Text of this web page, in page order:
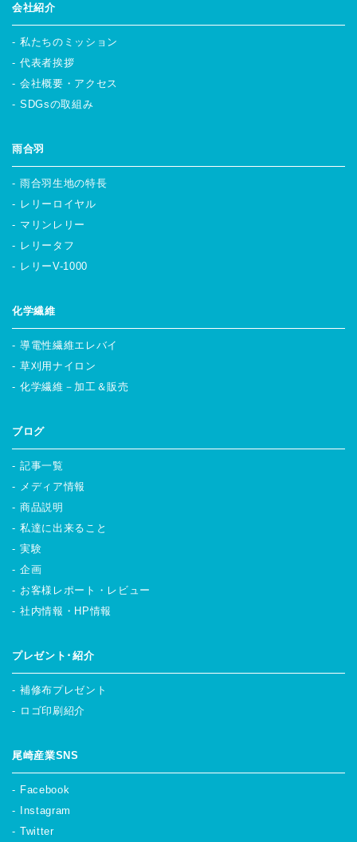
会社紹介
私たちのミッション
代表者挨拶
会社概要・アクセス
SDGsの取組み
雨合羽
雨合羽生地の特長
レリーロイヤル
マリンレリー
レリータフ
レリーV-1000
化学繊維
導電性繊維エレバイ
草刈用ナイロン
化学繊維－加工＆販売
ブログ
記事一覧
メディア情報
商品説明
私達に出来ること
実験
企画
お客様レポート・レビュー
社内情報・HP情報
プレゼント･紹介
補修布プレゼント
ロゴ印刷紹介
尾崎産業SNS
Facebook
Instagram
Twitter